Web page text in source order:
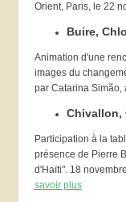
Orient, Paris, le 22
Buire,
Animation d'une
images du
par Catarina Simão,
Chivallon,
Participation à la
présence de Pierre
d'Haïti". 18
savoir plus